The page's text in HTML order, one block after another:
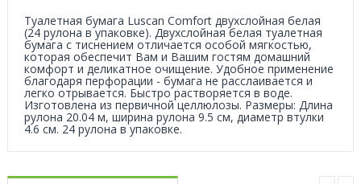
Туалетная бумага Luscan Comfort двухслойная белая
(24 рулона в упаковке). Двухслойная белая туалетная
бумага с тиснением отличается особой мягкостью,
которая обеспечит Вам и Вашим гостям домашний
комфорт и деликатное очищение. Удобное применение
благодаря перфорации - бумага не расслаивается и
легко отрывается. Быстро растворяется в воде.
Изготовлена из первичной целлюлозы. Размеры: Длина
рулона 20.04 м, ширина рулона 9.5 см, диаметр втулки
4.6 см. 24 рулона в упаковке.